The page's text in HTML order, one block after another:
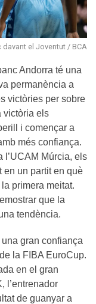
el Joventut / BCA
Andorra té una
permanència a
victòries per sobre
victòria els
i començar a
més confiança.
l’UCAM Múrcia, els
en un partit en què
primera meitat.
que la
tendència.
gran confiança
la FIBA EuroCup.
en el gran
l’entrenador
de guanyar a